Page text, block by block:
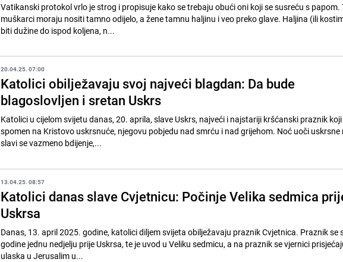
Vatikanski protokol vrlo je strog i propisuje kako se trebaju obući oni koji se susreću s papom.
muškarci moraju nositi tamno odijelo, a žene tamnu haljinu i veo preko glave. Haljina (ili
biti dužine do ispod koljena, n...
20.04.25. 07:00
Katolici obilježavaju svoj najveći blagdan: Da bude
blagoslovljen i sretan Uskrs
Katolici u cijelom svijetu danas, 20. aprila, slave Uskrs, najveći i najstariji kršćanski praznik koji
spomen na Kristovo uskrsnuće, njegovu pobjedu nad smrću i nad grijehom. Noć uoči uskrsne
slavi se vazmeno bdijenje,...
13.04.25. 08:57
Katolici danas slave Cvjetnicu: Počinje Velika sedmica
Uskrsa
Danas, 13. april 2025. godine, katolici diljem svijeta obilježavaju praznik Cvjetnica. Praznik se
godine jednu nedjelju prije Uskrsa, te je uvod u Veliku sedmicu, a na praznik se vjernici
ulaska u Jerusalim u...